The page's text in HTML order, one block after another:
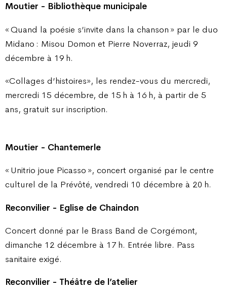
Moutier - Bibliothèque municipale
« Quand la poésie s’invite dans la chanson » par le duo
Midano : Misou Domon et Pierre Noverraz, jeudi 9
décembre à 19 h.
«Collages d’histoires», les rendez-vous du mercredi,
mercredi 15 décembre, de 15 h à 16 h, à partir de 5
ans, gratuit sur inscription.
Moutier - Chantemerle
« Unitrio joue Picasso », concert organisé par le centre
culturel de la Prévôté, vendredi 10 décembre à 20 h.
Reconvilier - Eglise de Chaindon
Concert donné par le Brass Band de Corgémont,
dimanche 12 décembre à 17 h. Entrée libre. Pass
sanitaire exigé.
Reconvilier - Théâtre de l’atelier